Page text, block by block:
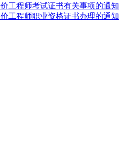
工程师考试证书有关事项的通知
工程师职业资格证书办理的通知